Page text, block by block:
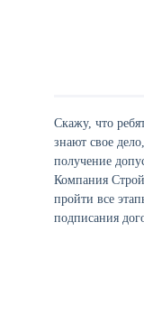
Скажу, что
знают свое
получение
Компания
пройти все
подписания